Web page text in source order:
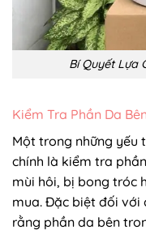
Bí Quyết Lựa
Kiểm Tra Phần Da
Một trong những yếu
chính là kiểm tra
mùi hôi, bị bong tróc
mua. Đặc biệt đối với
rằng phần da bên